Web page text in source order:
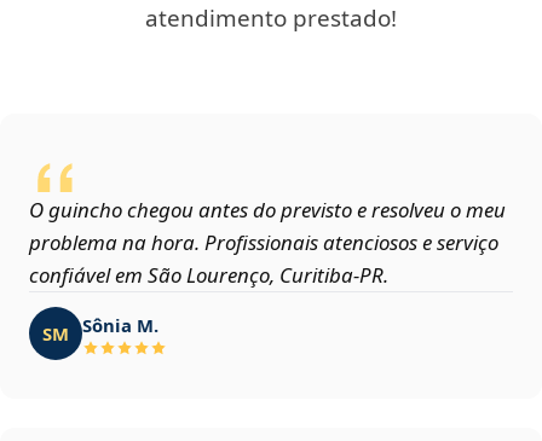
atendimento prestado!
O guincho chegou antes do previsto e resolveu o meu
problema na hora. Profissionais atenciosos e serviço
confiável em São Lourenço, Curitiba‑PR.
SM Sônia M.